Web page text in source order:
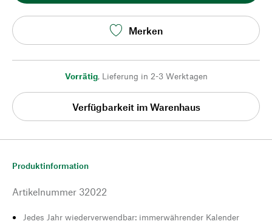
Merken
Vorrätig, Lieferung in 2-3 Werktagen
Verfügbarkeit im Warenhaus
Produktinformation
Artikelnummer 32022
Jedes Jahr wiederverwendbar: immerwährender Kalender